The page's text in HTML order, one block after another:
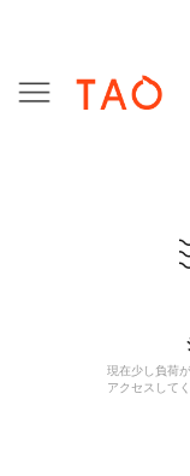
現在少し負荷
アクセスして